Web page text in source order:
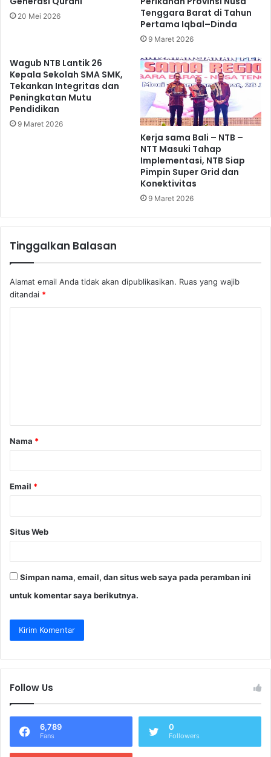
20 Mei 2026
Tenggara Barat di Tahun
Pertama Iqbal–Dinda
9 Maret 2026
Wagub NTB Lantik 26
Kepala Sekolah SMA SMK,
Tekankan Integritas dan
Peningkatan Mutu
Pendidikan
9 Maret 2026
Kerja sama Bali – NTB –
NTT Masuki Tahap
Implementasi, NTB Siap
Pimpin Super Grid dan
Konektivitas
9 Maret 2026
Tinggalkan Balasan
Alamat email Anda tidak akan dipublikasikan. Ruas yang wajib
ditandai *
a
r
Nama *
Email *
Situs Web
Simpan nama, email, dan situs web saya pada peramban ini
untuk komentar saya berikutnya.
Follow Us
6,789
Fans
0
Followers